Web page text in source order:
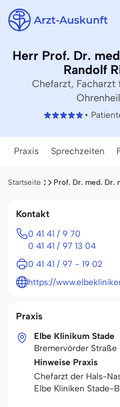
Herr Prof. Dr.
Randolf
Chefarzt,
•
Praxis Sprechzeiten
Startseite Ergebnisliste
Prof. Dr. med. Dr.
Praxis
Elbe Klinikum Stade
Bremervörder Straße
Hinweise Praxis
Chefarzt der Hals-
Elbe Kliniken Stade-
Kontakt
0 41 41 / 9 70
0 41 41 / 97 13 04
0 41 41 / 97 - 19 02
https://